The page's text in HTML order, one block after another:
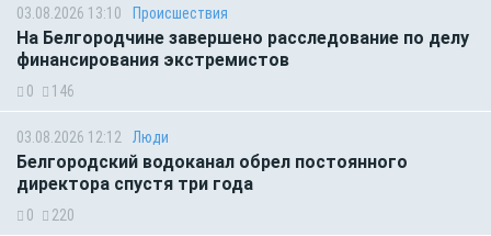
03.08.2026 13:10 Происшествия
На Белгородчине завершено расследование по делу
финансирования экстремистов
0 146
03.08.2026 12:12 Люди
Белгородский водоканал обрел постоянного
директора спустя три года
0 220